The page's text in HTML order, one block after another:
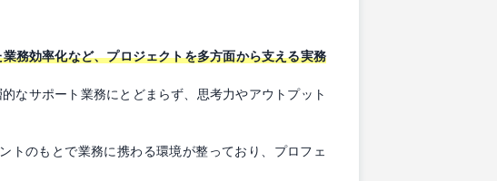
務効率化など、プロジェクトを多方面から支える実務
なサポート業務にとどまらず、思考力やアウトプット
トのもとで業務に携わる環境が整っており、プロフェ